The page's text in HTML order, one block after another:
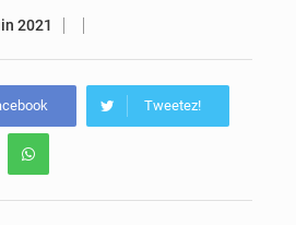
2021
Tweetez!